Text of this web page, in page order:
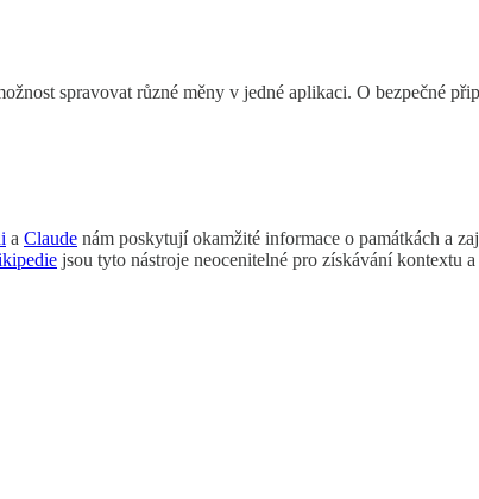
spravovat různé měny v jedné aplikaci. O bezpečné
a Claude nám poskytují okamžité informace o památkách a
jsou tyto nástroje neocenitelné pro získávání kontextu